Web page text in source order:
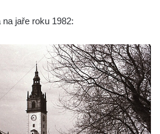
XXII. kaple – Šimon
XXI. kaple –
XX. kaple – Svatá
a utírá mu do své
jaře roku 1982: